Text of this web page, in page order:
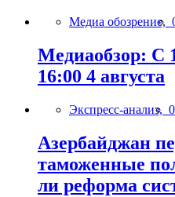
Медиа обозрение,
Медиаобзор: С
16:00 4 августа
Экспресс-анализ,
Азербайджан
таможенные
ли реформа